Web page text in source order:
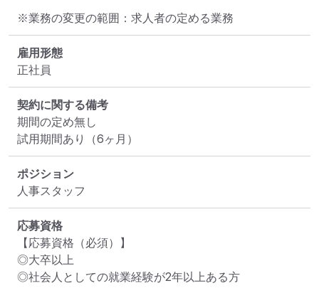
※業務の変更の範囲：求人者の定める業務
雇用形態
正社員
契約に関する備考
期間の定め無し
試用期間あり（6ヶ月）
ポジション
人事スタッフ
応募資格
【応募資格（必須）】
◎大卒以上
◎社会人としての就業経験が2年以上ある方